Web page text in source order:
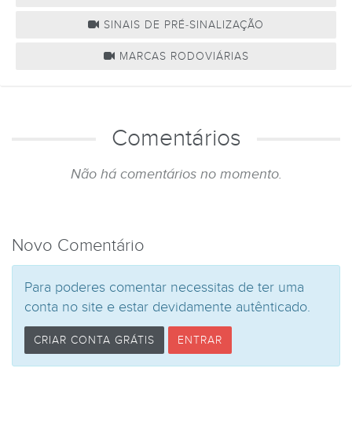
SINAIS DE PRÉ-SINALIZAÇÃO
MARCAS RODOVIÁRIAS
Comentários
Não há comentários no momento.
Novo Comentário
Para poderes comentar necessitas de ter uma
conta no site e estar devidamente autênticado.
CRIAR CONTA GRÁTIS ENTRAR